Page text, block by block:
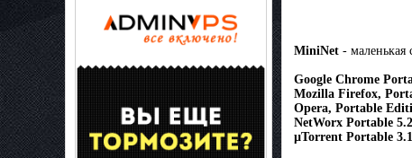
MiniNet - маленькая
Google Chrome
Mozilla Firefox,
Opera, Portable
NetWorx Portable
µTorrent Portable